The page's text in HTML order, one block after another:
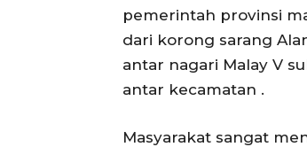
pemerintah provinsi
dari korong sarang
antar nagari Malay V
antar kecamatan .
Masyarakat sangat